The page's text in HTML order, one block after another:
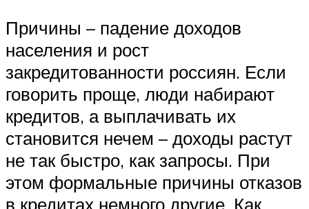
Причины – падение доходов
населения и рост
закредитованности россиян. Если
говорить проще, люди набирают
кредитов, а выплачивать их
становится нечем – доходы растут
не так быстро, как запросы. При
этом формальные причины отказов
в кредитах немного другие. Как